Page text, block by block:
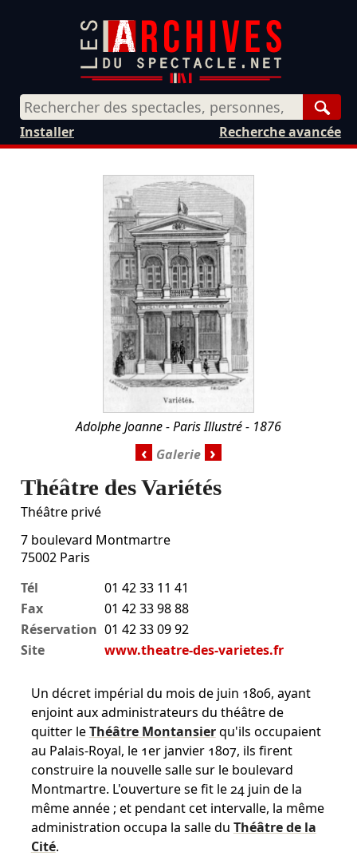
Recherche avancée
Installer
Adolphe Joanne - Paris Illustré - 1876
‹ ›
Théâtre des Variétés
Théâtre privé
7 boulevard Montmartre
75002 Paris
Tél
01 42 33 11 41
Fax
01 42 33 98 88
Réservation 01 42 33 09 92
Site
www.theatre-des-varietes.fr
Un décret impérial du mois de juin 1806, ayant
enjoint aux administrateurs du théâtre de
quitter leThéâtre Montansierqu'ils occupaient
au Palais-Royal, le 1er janvier 1807, ils firent
construire la nouvelle salle sur le boulevard
Montmartre. L'ouverture se fit le 24 juin de la
même année ; et pendant cet intervalle, la même
administration occupa la salle du Théâtre de la
Cité.